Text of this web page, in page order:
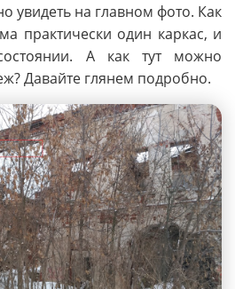
увидеть на главном фото. Как
практически один каркас, и
А как тут можно
Давайте глянем подробно.